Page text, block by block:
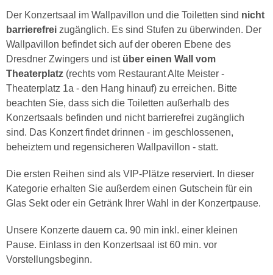
Der Konzertsaal im Wallpavillon und die Toiletten sind nicht
barrierefrei zugänglich. Es sind Stufen zu überwinden. Der
Wallpavillon befindet sich auf der oberen Ebene des
Dresdner Zwingers und ist über einen Wall vom
Theaterplatz (rechts vom Restaurant Alte Meister -
Theaterplatz 1a - den Hang hinauf) zu erreichen. Bitte
beachten Sie, dass sich die Toiletten außerhalb des
Konzertsaals befinden und nicht barrierefrei zugänglich
sind. Das Konzert findet drinnen - im geschlossenen,
beheiztem und regensicheren Wallpavillon - statt.
Die ersten Reihen sind als VIP-Plätze reserviert. In dieser
Kategorie erhalten Sie außerdem einen Gutschein für ein
Glas Sekt oder ein Getränk Ihrer Wahl in der Konzertpause.
Unsere Konzerte dauern ca. 90 min inkl. einer kleinen
Pause. Einlass in den Konzertsaal ist 60 min. vor
Vorstellungsbeginn.